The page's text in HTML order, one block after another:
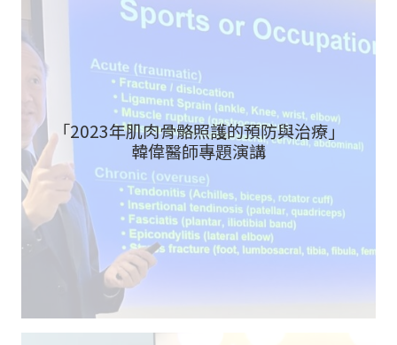
「2023年肌肉骨骼照護的預防與治療」
韓偉醫師專題演講